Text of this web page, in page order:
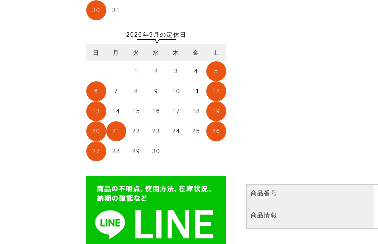
30 31
2026年9月の定休日
日 月 火 水 木 金 土
1 2 3 4 5
6 7 8 9 10 11 12
13 14 15 16 17 18 19
20 21 22 23 24 25 26
27 28 29 30
商品番号
商品情報